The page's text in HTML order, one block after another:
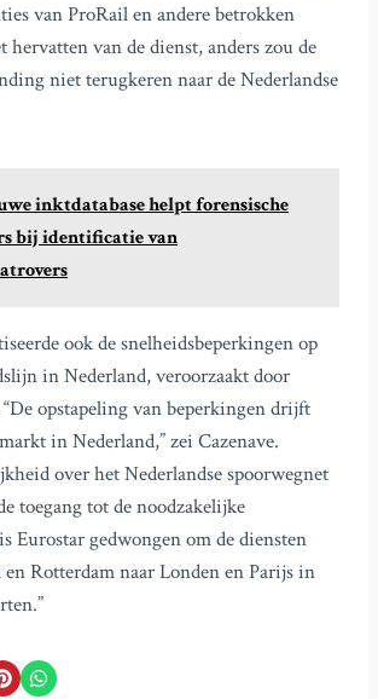
van ProRail en andere betrokken
hervatten van de dienst, anders zou de
niet terugkeren naar de Nederlandse
inktdatabase helpt forensische
bij identificatie van
ook de snelheidsbeperkingen op
in Nederland, veroorzaakt door
opstapeling van beperkingen drijft
in Nederland,” zei Cazenave.
over het Nederlandse spoorwegnet
toegang tot de noodzakelijke
Eurostar gedwongen om de diensten
Rotterdam naar Londen en Parijs in